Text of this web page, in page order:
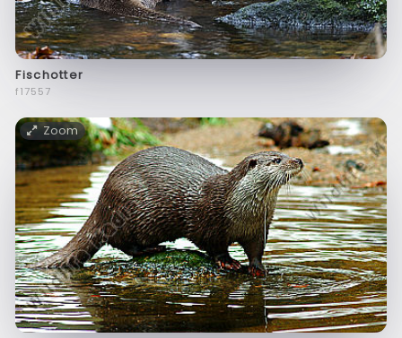
Fischotter
f17557
Zoom